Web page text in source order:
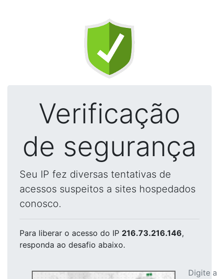
Verificação
de segurança
Seu IP fez diversas tentativas de
acessos suspeitos a sites hospedados
conosco.
Para liberar o acesso do IP 216.73.216.146,
responda ao desafio abaixo.
Digite